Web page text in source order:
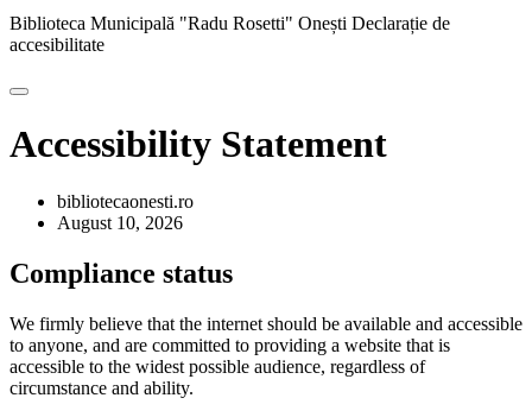
Biblioteca Municipală "Radu Rosetti" Onești Declarație de
accesibilitate
Accessibility Statement
bibliotecaonesti.ro
August 10, 2026
Compliance status
We firmly believe that the internet should be available and accessible
to anyone, and are committed to providing a website that is
accessible to the widest possible audience, regardless of
circumstance and ability.